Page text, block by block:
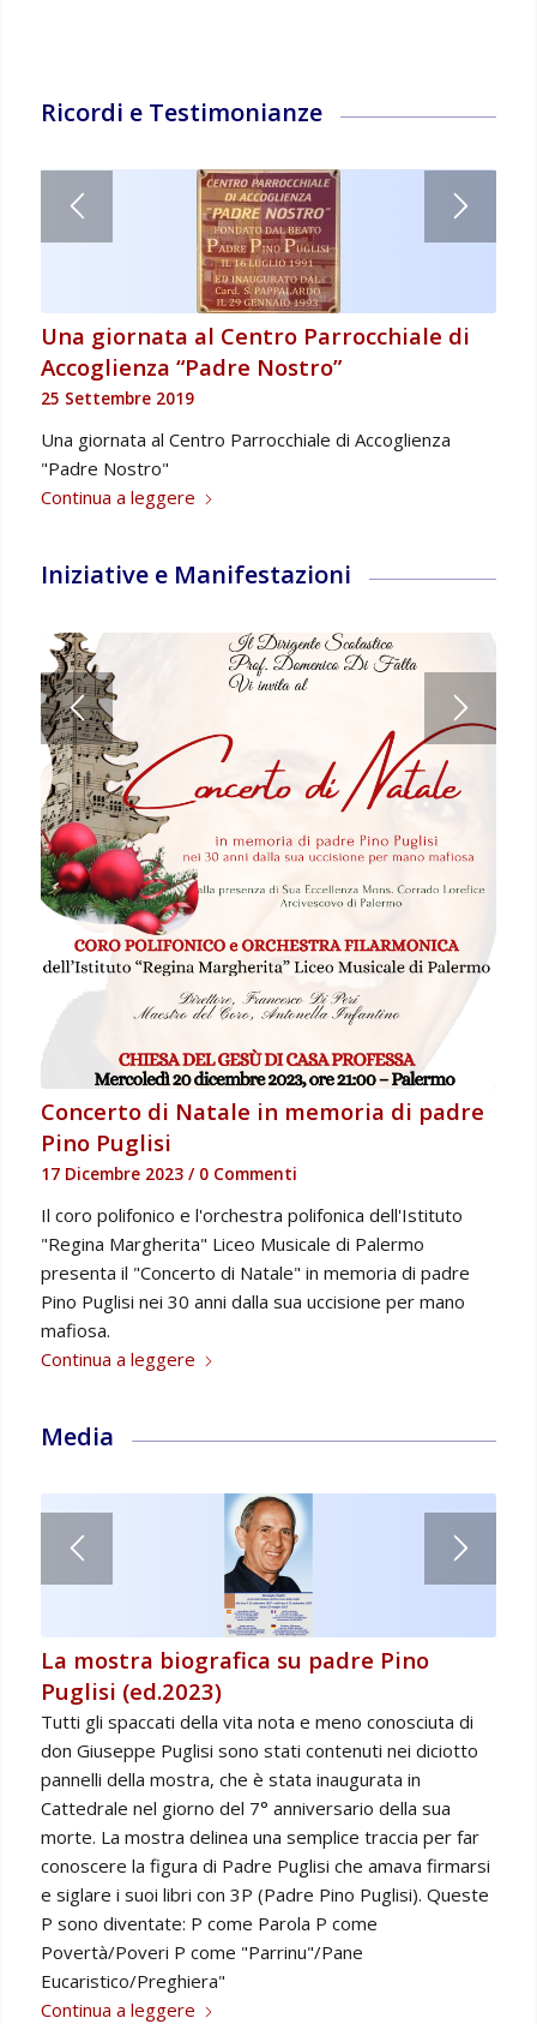
Ricordi e Testimonianze
Una giornata al Centro Parrocchiale di
Accoglienza “Padre Nostro”
25 Settembre 2019
Una giornata al Centro Parrocchiale di Accoglienza
"Padre Nostro"
Continua a leggere
Iniziative e Manifestazioni
Concerto di Natale in memoria di padre
Pino Puglisi
17 Dicembre 2023 / 0 Commenti
Il coro polifonico e l'orchestra polifonica dell'Istituto
"Regina Margherita" Liceo Musicale di Palermo
presenta il "Concerto di Natale" in memoria di padre
Pino Puglisi nei 30 anni dalla sua uccisione per mano
mafiosa.
Continua a leggere
Media
La mostra biografica su padre Pino
Puglisi (ed.2023)
Tutti gli spaccati della vita nota e meno conosciuta di
don Giuseppe Puglisi sono stati contenuti nei diciotto
pannelli della mostra, che è stata inaugurata in
Cattedrale nel giorno del 7° anniversario della sua
morte. La mostra delinea una semplice traccia per far
conoscere la figura di Padre Puglisi che amava firmarsi
e siglare i suoi libri con 3P (Padre Pino Puglisi). Queste
P sono diventate: P come Parola P come
Povertà/Poveri P come "Parrinu"/Pane
Eucaristico/Preghiera"
Continua a leggere